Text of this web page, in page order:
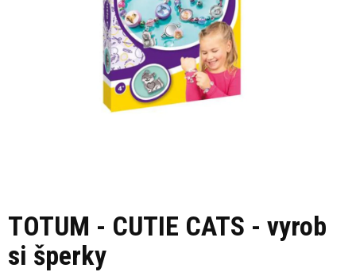
TOTUM - CUTIE CATS - vyrob
si šperky